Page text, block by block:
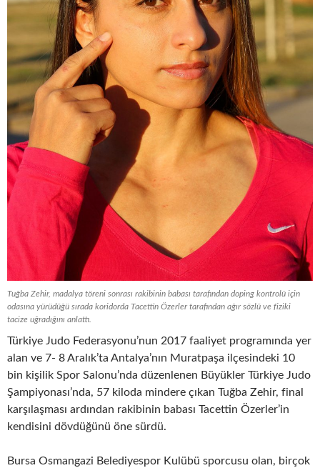
Tuğba Zehir, madalya töreni sonrası rakibinin babası tarafından doping kontrolü için
odasına yürüdüğü sırada koridorda Tacettin Özerler tarafından ağır sözlü ve fiziki
tacize uğradığını anlattı.
Türkiye Judo Federasyonu’nun 2017 faaliyet programında yer
alan ve 7- 8 Aralık’ta Antalya’nın Muratpaşa ilçesindeki 10
bin kişilik Spor Salonu’nda düzenlenen Büyükler Türkiye Judo
Şampiyonası’nda, 57 kiloda mindere çıkan Tuğba Zehir, final
karşılaşması ardından rakibinin babası Tacettin Özerler’in
kendisini dövdüğünü öne sürdü.
Bursa Osmangazi Belediyespor Kulübü sporcusu olan, birçok